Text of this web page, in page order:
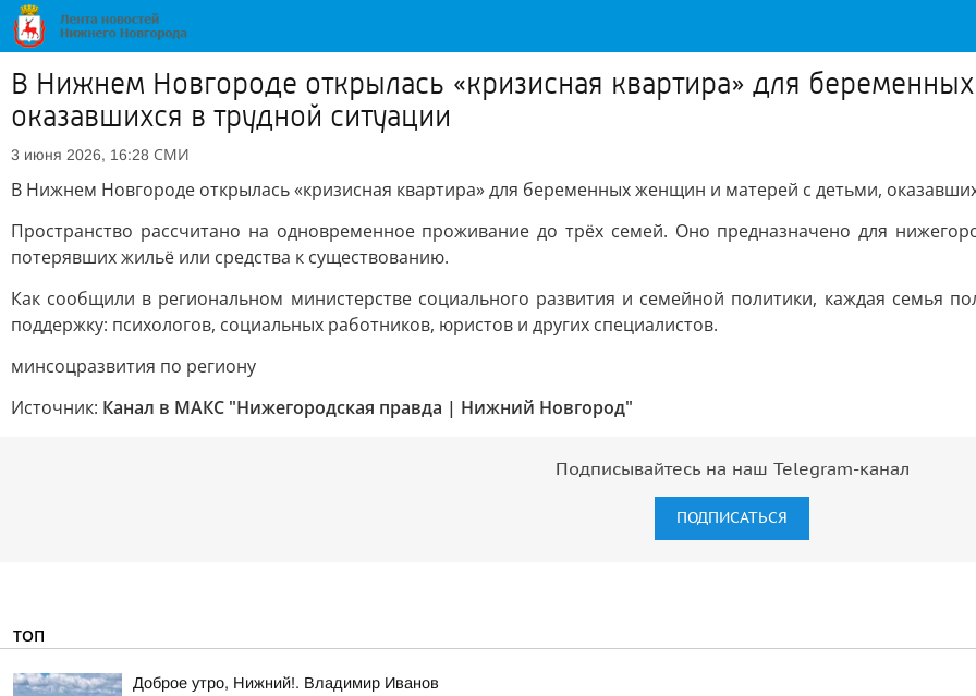
В Нижнем Новгороде открылась «кризисная квартира» для
оказавшихся в трудной ситуации
3 июня 2026, 16:28 СМИ
В Нижнем Новгороде открылась «кризисная квартира» для беременных женщин и матерей с детьми,
Пространство рассчитано на одновременное проживание до трёх семей. Оно предназначено для
потерявших жильё или средства к существованию.
Как сообщили в региональном министерстве социального развития и семейной политики, каждая семья
поддержку: психологов, социальных работников, юристов и других специалистов.
минсоцразвития по региону
Источник: Канал в МАКС "Нижегородская правда | Нижний Новгород"
Подписывайтесь на наш Telegram-канал
ПОДПИСАТЬСЯ
ТОП
Доброе утро, Нижний!. Владимир Иванов